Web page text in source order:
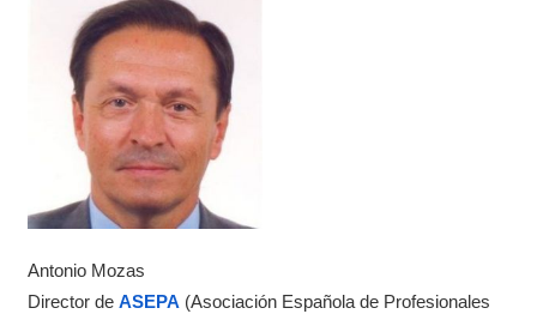
Antonio Mozas
Director de ASEPA (Asociación Española de Profesionales